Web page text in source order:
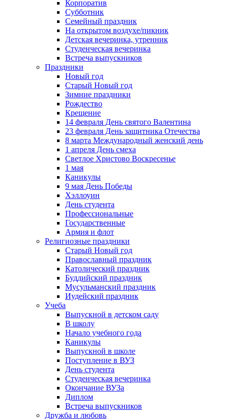
Корпоратив
Субботник
Семейный праздник
На открытом воздухе/пикник
Детская вечеринка, утренник
Студенческая вечеринка
Встреча выпускников
Праздники
Новый год
Старый Новый год
Зимние праздники
Рождество
Крещение
14 февраля День святого Валентина
23 февраля День защитника Отечества
8 марта Международный женский день
1 апреля День смеха
Светлое Христово Воскресенье
1 мая
Каникулы
9 мая День Победы
Хэллоуин
День студента
Профессиональные
Государственные
Армия и флот
Религиозные праздники
Старый Новый год
Православный праздник
Католический праздник
Буддийский праздник
Мусульманский праздник
Иудейский праздник
Учеба
Выпускной в детском саду
В школу
Начало учебного года
Каникулы
Выпускной в школе
Поступление в ВУЗ
День студента
Студенческая вечеринка
Окончание ВУЗа
Диплом
Встреча выпускников
Дружба и любовь